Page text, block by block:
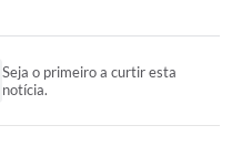
Seja o primeiro a curtir esta
notícia.